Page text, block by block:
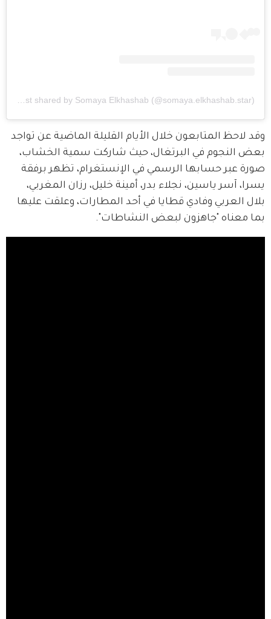
وقد لاحظ المتابعون خلال الأيام القليلة الماضية عن تواجد
بعض النجوم في البرتغال، حيث شاركت سمية الخشاب،
صورة عبر حسابها الرسمي في الإنستغرام، تظهر برفقة
يسرا، آسر ياسين، نجلاء بدر، أمينة خليل، رزان المغربي،
بلال العربي وفادي قطايا في أحد المطارات، وعلقت عليها
بما معناه "جاهزون لبعض النشاطات".